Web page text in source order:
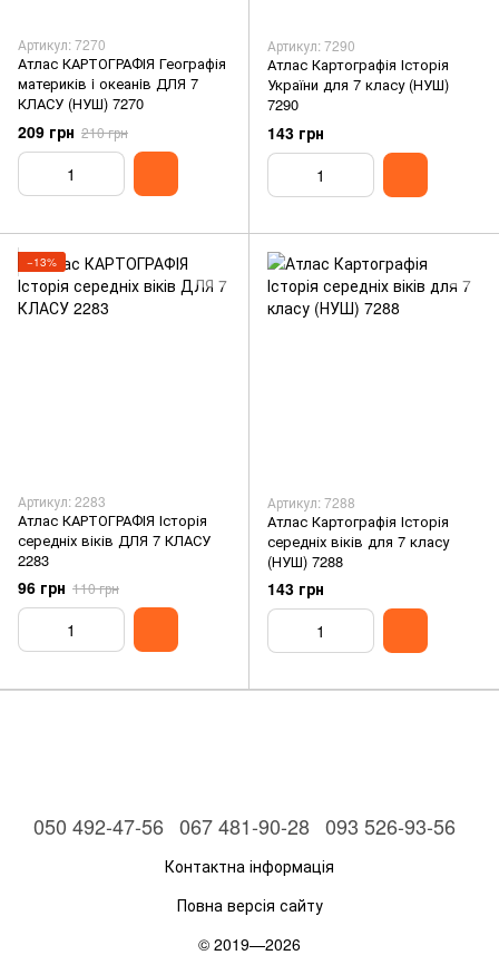
Артикул: 7270
Атлас КАРТОГРАФІЯ Географія
материків i океанiв ДЛЯ 7
КЛАСУ (НУШ) 7270
209 грн 210 грн
Артикул: 7290
Атлас Картографія Історія
України для 7 класу (НУШ)
7290
143 грн
−13%
Артикул: 2283
Атлас КАРТОГРАФІЯ Історія
середніх віків ДЛЯ 7 КЛАСУ
2283
96 грн 110 грн
Артикул: 7288
Атлас Картографія Історія
середніх віків для 7 класу
(НУШ) 7288
143 грн
050 492-47-56 067 481-90-28 093 526-93-56
Контактна інформація
Повна версія сайту
© 2019—2026